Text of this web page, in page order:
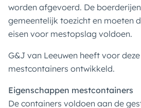
worden afgevoerd. De
gemeentelijk toezicht en moeten
eisen voor mestopslag voldoen.
G&J van Leeuwen heeft voor
mestcontainers ontwikkeld.
Eigenschappen mestcontainers
De containers voldoen aan de